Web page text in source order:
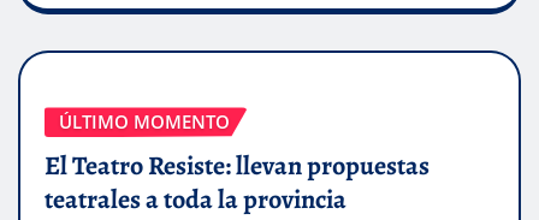
ÚLTIMO MOMENTO
El Teatro Resiste: llevan propuestas
teatrales a toda la provincia